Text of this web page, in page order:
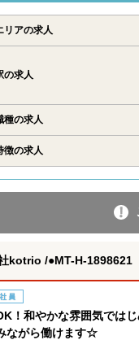
リアの求人
の求人
種の求人
徴の求人
kotrio /●MT-H-1898621
！和やかな雰囲気では
ながら働けます☆